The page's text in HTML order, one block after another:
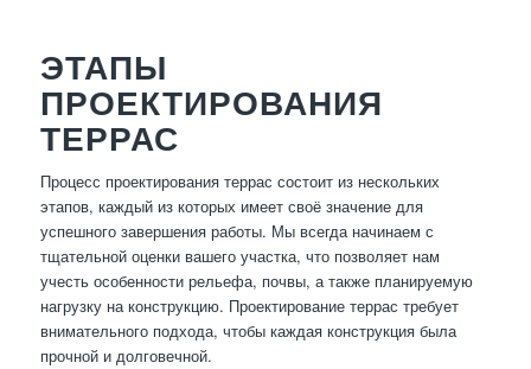
ЭТАПЫ
ПРОЕКТИРОВАНИЯ
ТЕРРАС
Процесс проектирования террас состоит из нескольких
этапов, каждый из которых имеет своё значение для
успешного завершения работы. Мы всегда начинаем с
тщательной оценки вашего участка, что позволяет нам
учесть особенности рельефа, почвы, а также планируемую
нагрузку на конструкцию. Проектирование террас требует
внимательного подхода, чтобы каждая конструкция была
прочной и долговечной.